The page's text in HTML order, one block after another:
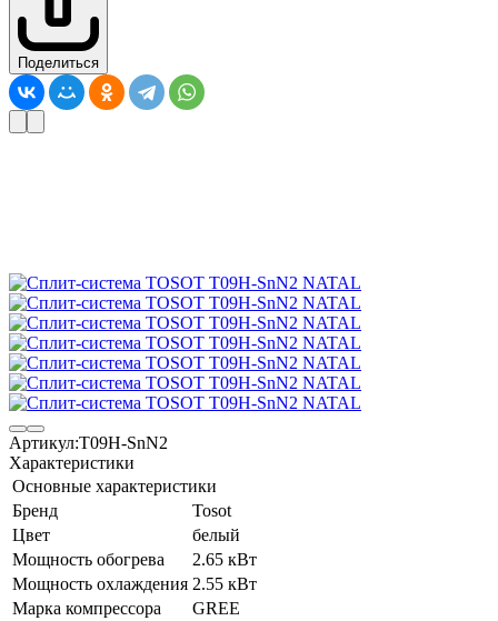
Поделиться
Артикул:T09H-SnN2
Характеристики
Основные характеристики
Бренд
Tosot
Цвет
белый
Мощность обогрева
2.65 кВт
Мощность охлаждения 2.55 кВт
Марка компрессора
GREE